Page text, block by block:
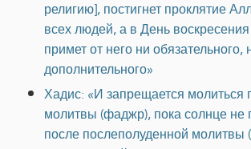
религию], постигнет проклятие
всех людей, а в День
примет от него ни обязательного,
дополнительного»
Хадис: «И запрещается молиться
молитвы (фаджр), пока солнце не
после послеполуденной молитвы